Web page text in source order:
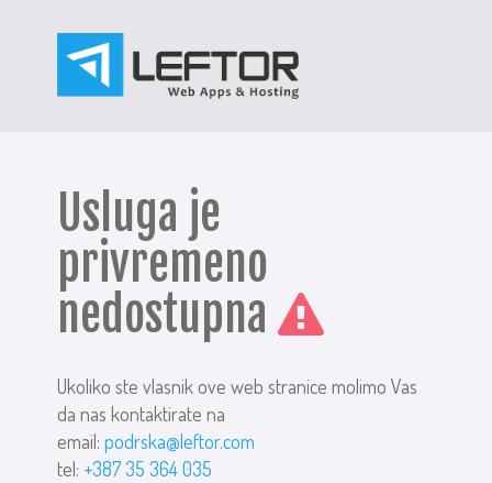
Usluga je
privremeno
nedostupna
Ukoliko ste vlasnik ove web stranice molimo Vas
da nas kontaktirate na
email:podrska@leftor.com
tel: +387 35 364 035